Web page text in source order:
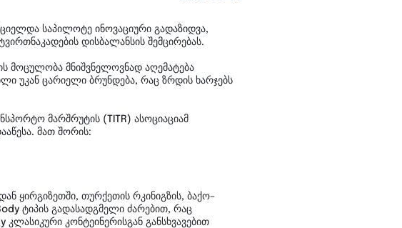
საპილოტე ინოვაციური გადაზიდვა,
დისბალანსის შემცირებას.
მოცულობა მნიშვნელოვნად აღემატება
უკან ცარიელი ბრუნდება, რაც ზრდის ხარჯებს
მარშრუტის (TITR) ასოციაციამ
მათ შორის:
ყირგიზეთში, თურქეთის რკინიგზის, ბაქო–
ტიპის გადასადგმელი ძარებით, რაც
კონტეინერისგან განსხვავებით